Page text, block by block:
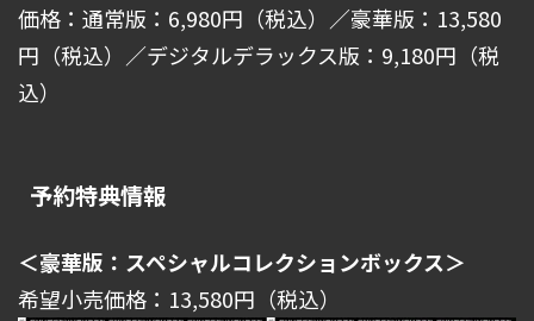
価格：通常版：6,980円（税込）／豪華版：13,580
円（税込）／デジタルデラックス版：9,180円（税
込）
予約特典情報
＜豪華版：スペシャルコレクションボックス＞
希望小売価格：13,580円（税込）